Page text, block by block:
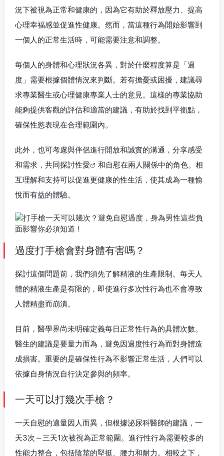
況下被視為正常和健康的，因為它有助於釋放壓力、提高
心理幸福感並促進性健康。然而，當這種行為開始影響到
一個人的正常生活時，可能需要注意和調整。
每個人的身體和心理狀況各異，對於什麼程度算是「過
度」需要根據個體情況來判斷。若有擔憂或困擾，建議尋
求專業醫生或心理健康專業人士的意見。這樣的專業協助
能夠提供客觀的評估和適當的建議，有助於找到平衡點，
確保性慾表現在合理範圍內。
此外，也可考慮與伴侶進行開放和誠實的溝通，分享感受
和需求，共同探討性愛
和自慰在兩人關係中的角色。相
互理解和支持可以促進更健康的性生活，使其成為一種愉
悅而有益的體驗。
過度打手槍會對身體有害嗎？
探討這個問題前，我們須先了解精液的生產限制。每天人
體的精液生產是有限的，即使進行多次性行為也不會導致
人體精盡而崩潰。
目前，醫學界尚未明確定義每日正常性行為的具體次數。
醫生的建議是要量力而為，避免因過度性行為而對身體造
成損害。重要的是確保性行為不影響正常生活，人們可以
依據自身情況自行決定參與的頻率。
一天可以打幾次手槍？
一天自慰的適量因人而異，但根據泌尿科醫師的建議，一
天3次～三天1次被視為正常範圍。進行性行為需要較多的
性能力整合，包括陰莖的堅挺、腰力和耐力。相較之下，